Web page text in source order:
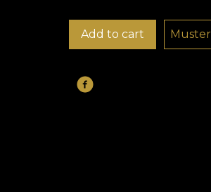
Add to cart Muster